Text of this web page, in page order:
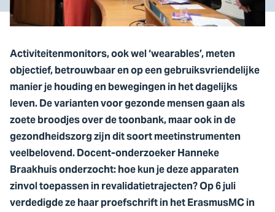
Activiteitenmonitors, ook wel ‘wearables’, meten
objectief, betrouwbaar en op een gebruiksvriendelijke
manier je houding en bewegingen in het dagelijks
leven. De varianten voor gezonde mensen gaan als
zoete broodjes over de toonbank, maar ook in de
gezondheidszorg zijn dit soort meetinstrumenten
veelbelovend. Docent-onderzoeker Hanneke
Braakhuis onderzocht: hoe kun je deze apparaten
zinvol toepassen in revalidatietrajecten? Op 6 juli
verdedigde ze haar proefschrift in het ErasmusMC in